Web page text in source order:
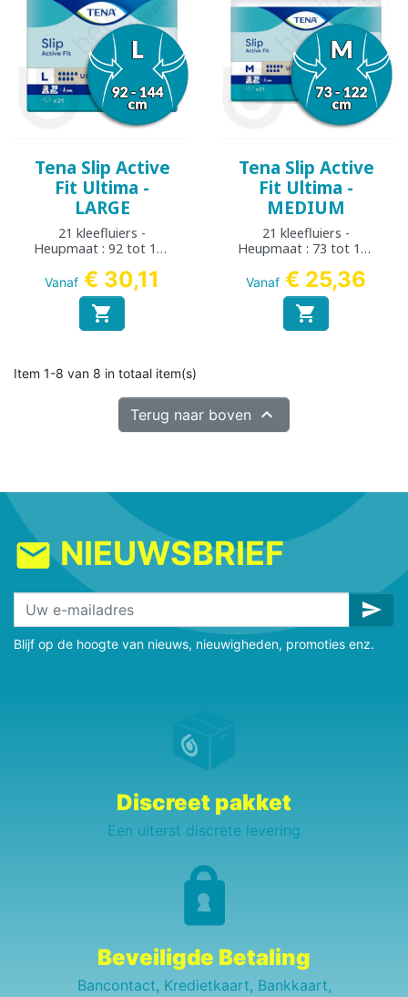
Tena Slip Active
Fit Ultima -
LARGE
21 kleefluiers -
Heupmaat : 92 tot 144
Vanaf € 30,11

Tena Slip Active
Fit Ultima -
MEDIUM
21 kleefluiers -
Heupmaat : 73 tot 122
Vanaf € 25,36

Item 1-8 van 8 in totaal item(s)
Terug naar boven 
mailNIEUWSBRIEF
send
Blijf op de hoogte van nieuws, nieuwigheden, promoties enz.
Discreet pakket
Een uiterst discrete levering
Beveiligde Betaling
Bancontact, Kredietkaart, Bankkaart,